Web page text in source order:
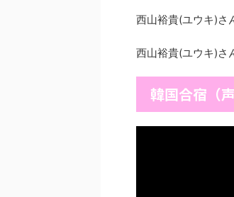
西山裕貴(ユウキ)さ
西山裕貴(ユウキ)さ
韓国合宿（